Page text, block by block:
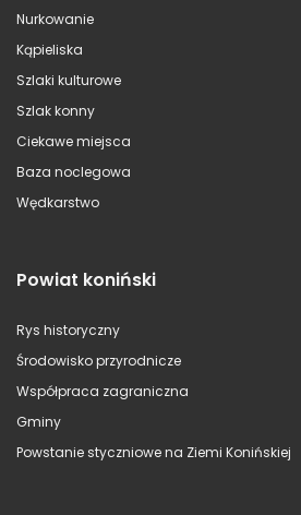
Nurkowanie
Kąpieliska
Szlaki kulturowe
Szlak konny
Ciekawe miejsca
Baza noclegowa
Wędkarstwo
Powiat koniński
Rys historyczny
Środowisko przyrodnicze
Współpraca zagraniczna
Gminy
Powstanie styczniowe na Ziemi Konińskiej